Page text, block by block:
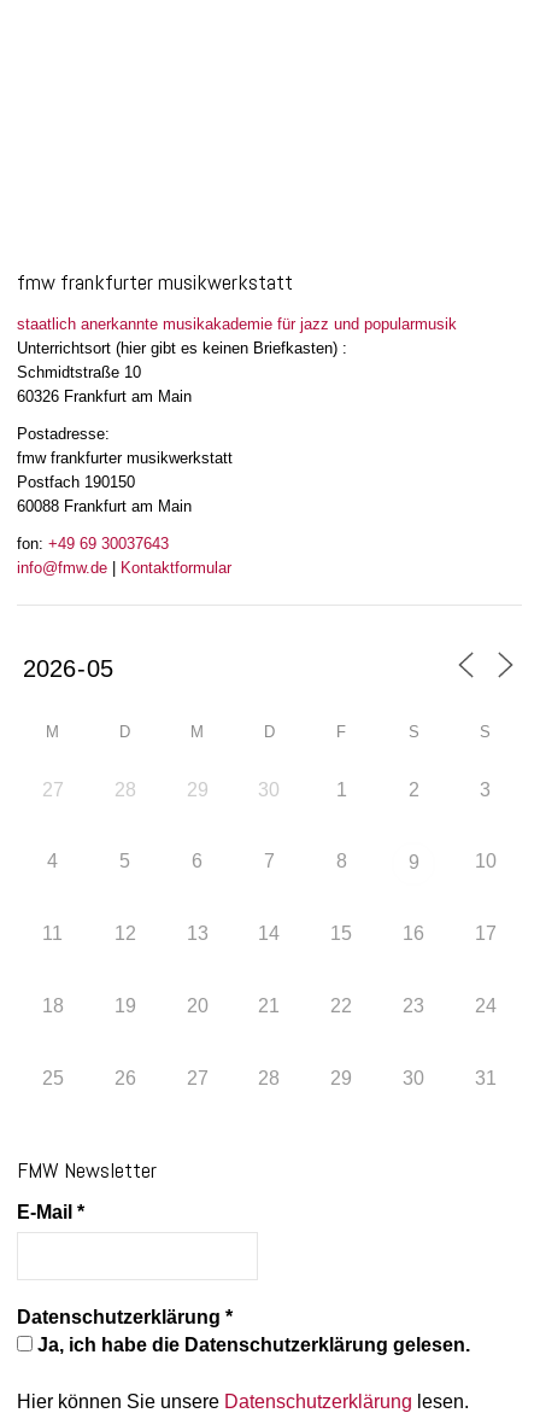
fmw frankfurter musikwerkstatt
staatlich anerkannte musikakademie für jazz und popularmusik
Unterrichtsort (hier gibt es keinen Briefkasten) :
Schmidtstraße 10
60326 Frankfurt am Main
Postadresse:
fmw frankfurter musikwerkstatt
Postfach 190150
60088 Frankfurt am Main
fon: +49 69 30037643
info@fmw.de | Kontaktformular
M D M D F S S
27 28 29 30 1 2 3
4 5 6 7 8 9 10
11 12 13 14 15 16 17
18 19 20 21 22 23 24
25 26 27 28 29 30 31
FMW Newsletter
E-Mail *
Datenschutzerklärung *
Ja, ich habe die Datenschutzerklärung gelesen.
Hier können Sie unsere Datenschutzerklärung lesen.